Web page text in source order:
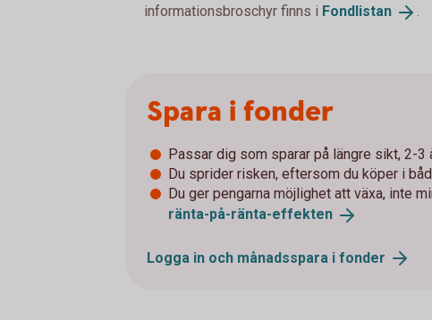
informationsbroschyr finns i Fondlistan .
Spara i fonder
Passar dig som sparar på längre sikt, 2-3
Du sprider risken, eftersom du köper i
Du ger pengarna möjlighet att växa, inte
ränta-på-ränta-effekten
Logga in och månadsspara i fonder